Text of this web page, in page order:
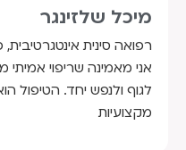
מיכל שלזינגר
רפואה סינית
אני מאמינה שריפוי
לגוף ולנפש יחד. הטיפול
מקצועיות